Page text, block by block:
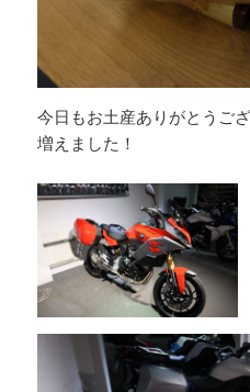
今日もお土産ありがとうご
増えました！